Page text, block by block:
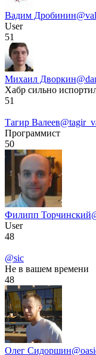
Вадим Дробинин
User
51
Михаил Дворкин
Хабр сильно
51
Тагир Валеев
Программист
50
Филипп Торчинский
User
48
@sic
Не в вашем времени
48
Олег Сидоршин